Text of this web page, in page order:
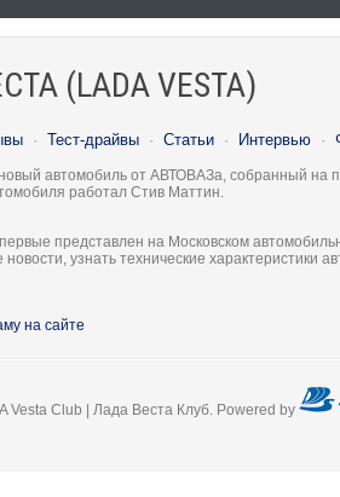
(LADA VESTA)
· Тест-драйвы · Статьи · Интервью ·
автомобиль от АВТОВАЗа, собранный на
работал Стив Маттин.
представлен на Московском
новости, узнать технические
на сайте
Vesta Club | Лада Веста Клуб. Powered by